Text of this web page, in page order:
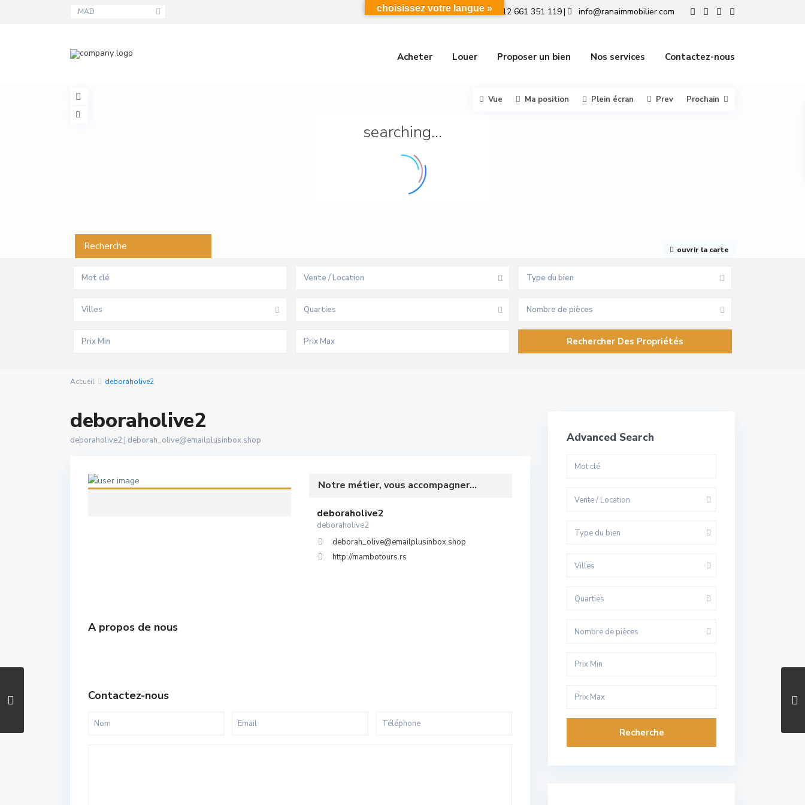
MAD +212 661 351 119| info@ranaimmobilier.com
Acheter Louer Proposer un bien Nos services Contactez-nous
searching...
ouvrir la carte
Vue Ma position Plein écran Prev Prochain
Recherche
Vente / Location Type du bien
Villes Quarties Nombre de pièces
Accueil deboraholive2
deboraholive2
deboraholive2 | deborah_olive@emailplusinbox.shop
Notre métier, vous accompagner...
deboraholive2
deboraholive2
deborah_olive@emailplusinbox.shop
http://mambotours.rs
A propos de nous
Contactez-nous
Advanced Search
Vente / Location
Type du bien
Villes
Quarties
Nombre de pièces
Recherche
choisissez votre langue »